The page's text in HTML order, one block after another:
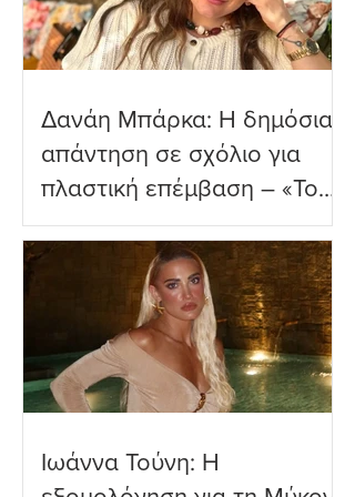
Δανάη Μπάρκα: Η δημόσια
απάντηση σε σχόλιο για
πλαστική επέμβαση – «Το
ωραιότερο σχόλιο που
Ιωάννα Τούνη: Η